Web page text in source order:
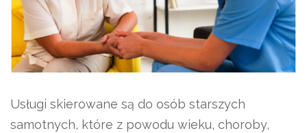
Usługi skierowane są do osób starszych
samotnych, które z powodu wieku, choroby,